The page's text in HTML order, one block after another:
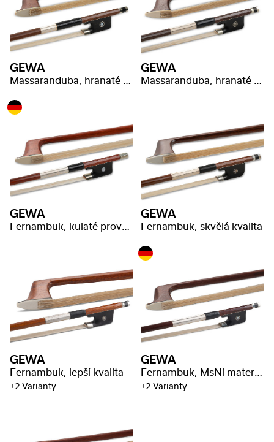
GEWA
Massaranduba, hranaté provedení, vybraná kvalita
GEWA
Massaranduba, hranaté provedení, vybraná kvalita
GEWA
Fernambuk, kulaté provedení, vybrané dřevo
GEWA
Fernambuk, skvělá kvalita
GEWA
Fernambuk, lepší kvalita
+2 Varianty
GEWA
Fernambuk, MsNi materiál, včetně razítka
+2 Varianty